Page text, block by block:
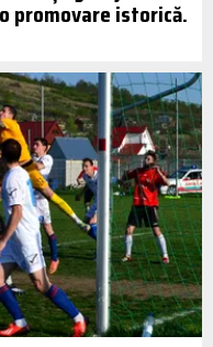
promovare istorică.